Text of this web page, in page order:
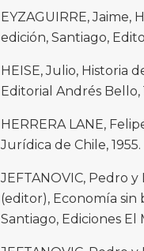
EYZAGUIRRE, Jaime,
edición, Santiago,
HEISE, Julio, Historia
Editorial Andrés Bello,
HERRERA LANE,
Jurídica de Chile, 1955.
JEFTANOVIC, Pedro y
(editor), Economía sin
Santiago, Ediciones El